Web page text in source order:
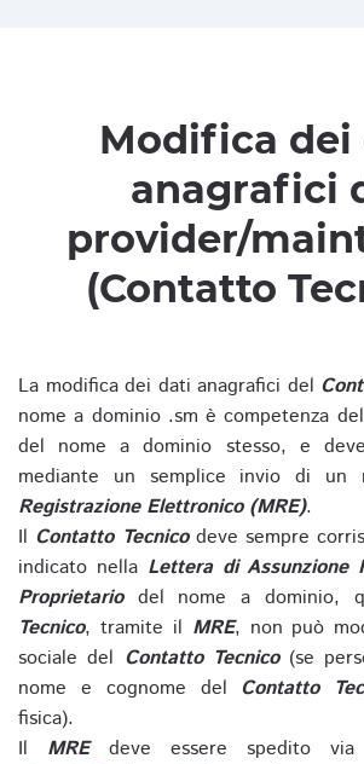
Modifica dei
anagrafici
provider/
(Contatto
La modifica dei dati anagrafici del
nome a dominio .sm è competenza del
del nome a dominio stesso, e
mediante un semplice invio di un
Registrazione Elettronico (MRE).
Il Contatto Tecnicodeve sempre
indicato nella Lettera di Assunzione
Proprietariodel nome a dominio,
Tecnico, tramite il MRE, non può
sociale del Contatto Tecnico(se
nome e cognome del Contatto
fisica).
Il MREdeve essere spedito via